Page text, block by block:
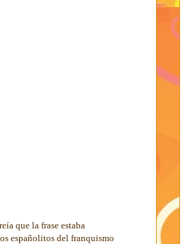
que la frase estaba
españolitos del franquismo